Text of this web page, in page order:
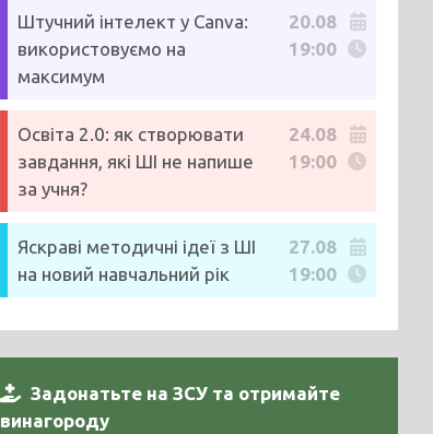
Штучний інтелект у Canva:
використовуємо на
максимум
20.08
19:00
Освіта 2.0: як створювати
завдання, які ШІ не напише
за учня?
24.08
19:00
Яскраві методичні ідеї з ШІ
на новий навчальний рік
27.08
19:00
Задонатьте на ЗСУ та отримайте
винагороду